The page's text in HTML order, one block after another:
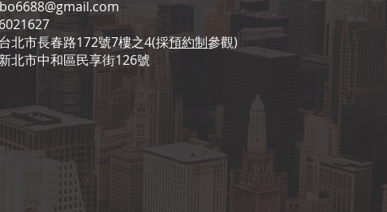
北市長春路172號7樓之4(採預約制參觀)
北市中和區民享街126號